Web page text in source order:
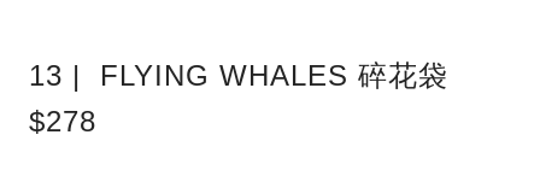
13 | FLYING WHALES 碎花袋
$278